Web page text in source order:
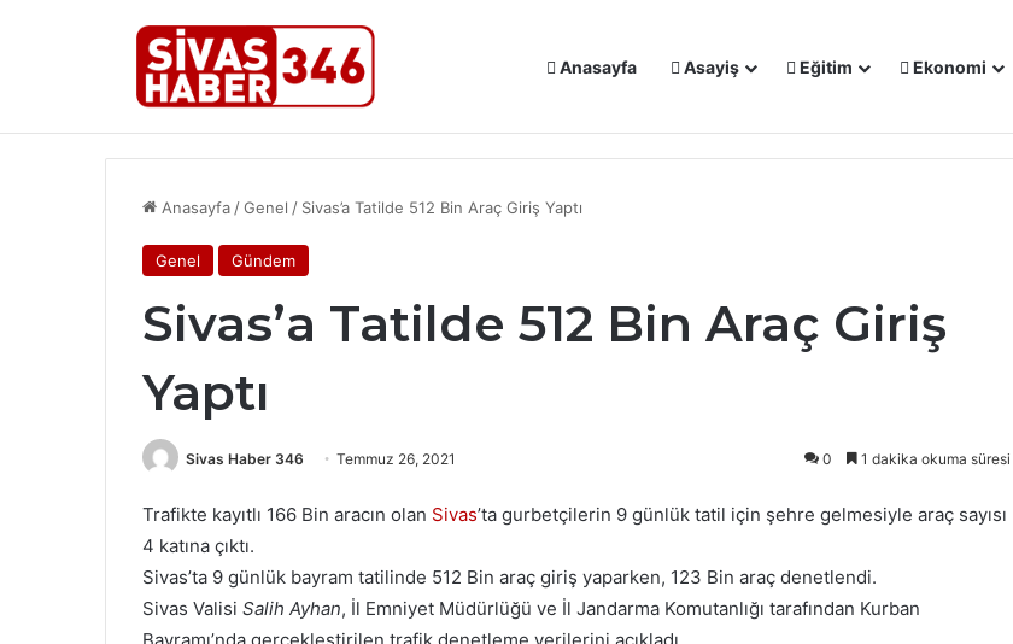
Anasayfa Asayiş Eğitim Ekonomi
Son Dakika Haberleri SİVAS’TA KÜLTÜR VE TURİZM ÇALIŞMALARI MASAYA YATIRILDI: YENİ PROJELER YOLDA
Anasayfa /Genel / Sivas’a Tatilde 512 Bin Araç Giriş Yaptı
Genel Gündem
Sivas’a Tatilde 512 Bin Araç Giriş
Yaptı
Sivas Haber 346 Temmuz 26, 2021 0 1 dakika okuma süresi
Trafikte kayıtlı 166 Bin aracın olan Sivas’ta gurbetçilerin 9 günlük tatil için şehre gelmesiyle araç sayısı
4 katına çıktı.
Sivas’ta 9 günlük bayram tatilinde 512 Bin araç giriş yaparken, 123 Bin araç denetlendi.
Sivas Valisi Salih Ayhan, İl Emniyet Müdürlüğü ve İl Jandarma Komutanlığı tarafından Kurban